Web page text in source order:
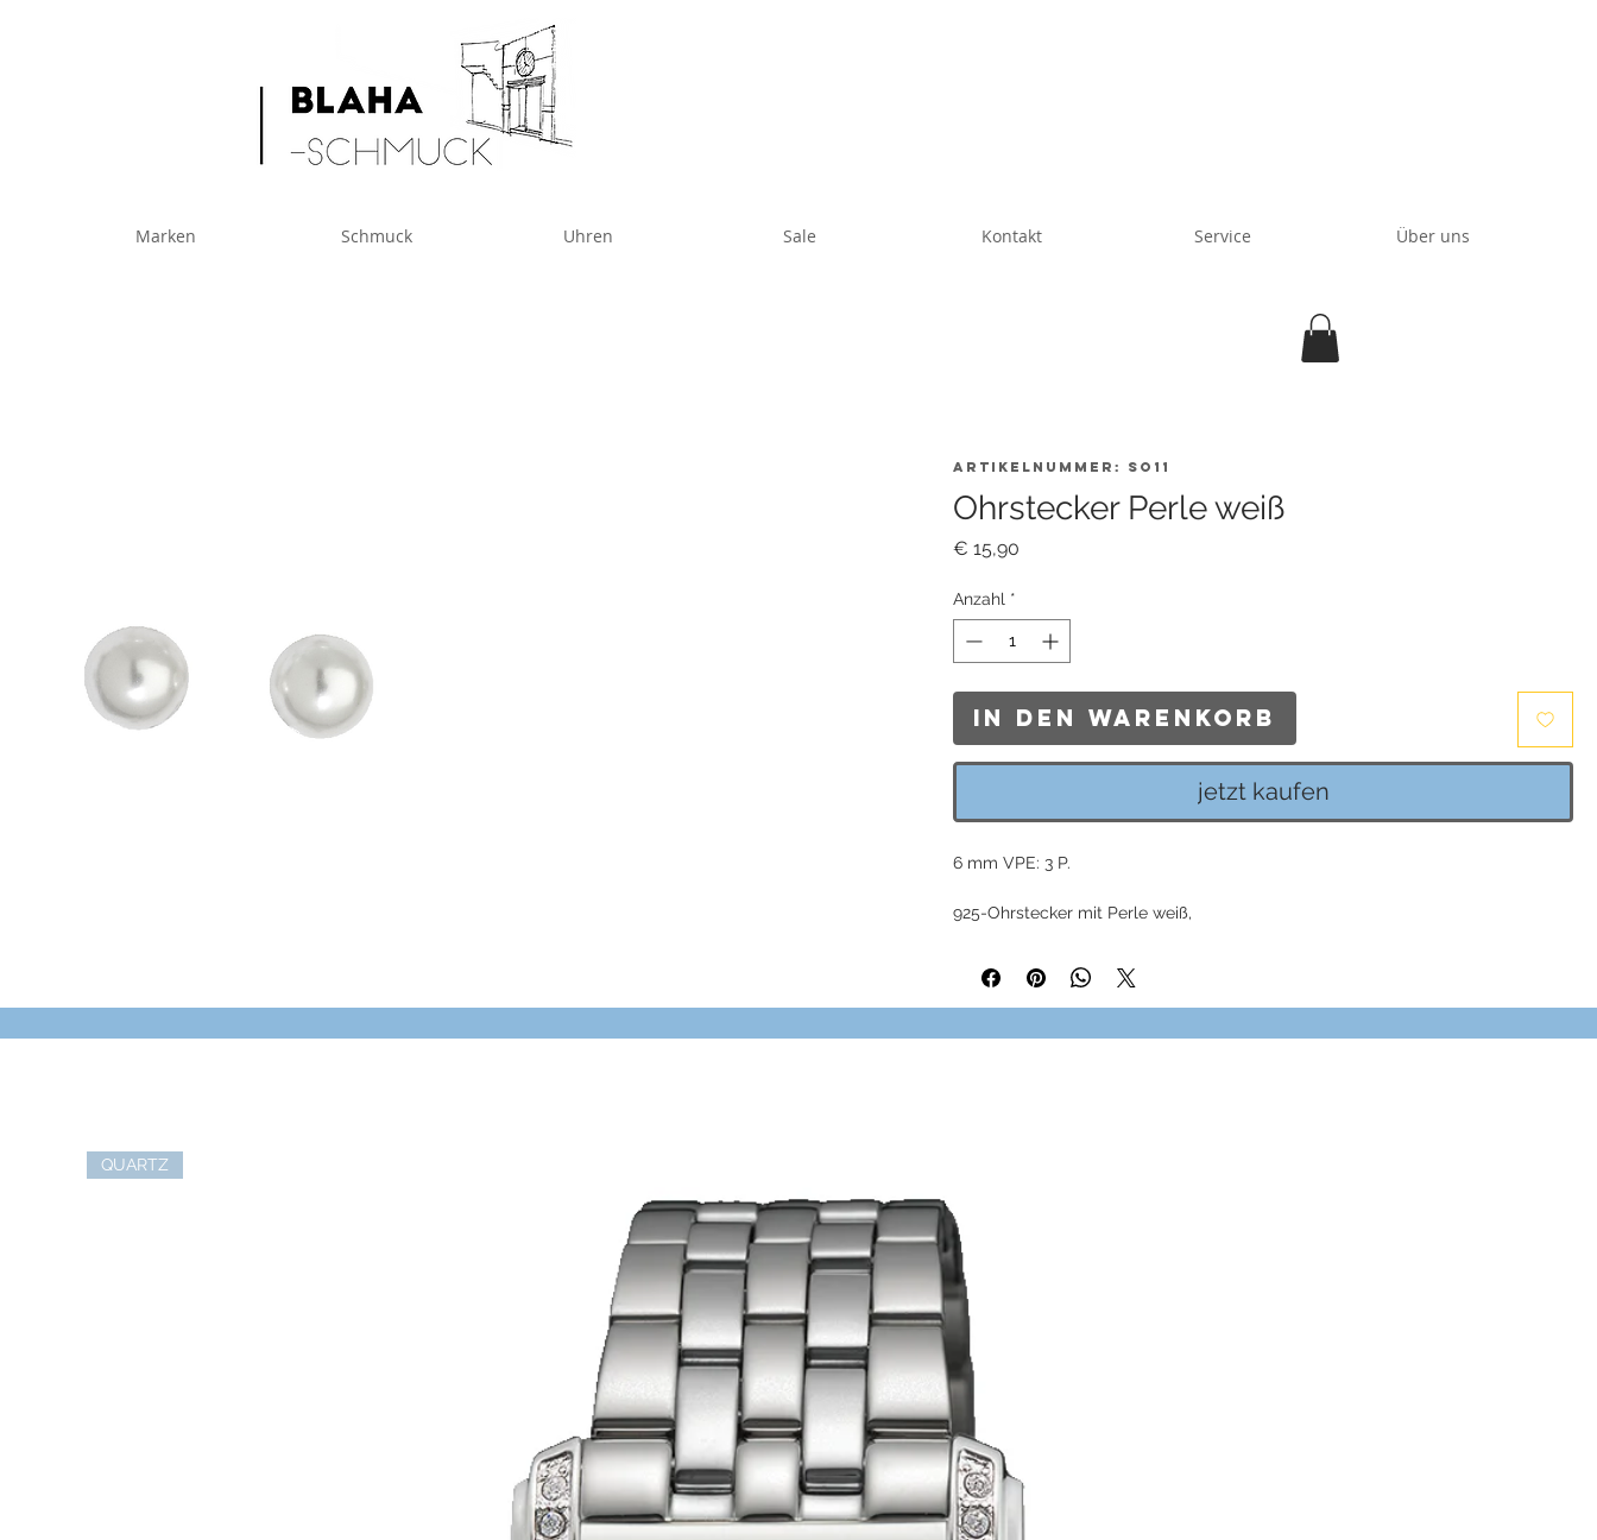
Marken Schmuck Uhren Sale Kontakt Service Über uns
Artikelnummer: SO11
Ohrstecker Perle weiß
€ 15,90
Anzahl *
In den Warenkorb
jetzt kaufen
6 mm VPE: 3 P.
925-Ohrstecker mit Perle weiß,
QUARTZ